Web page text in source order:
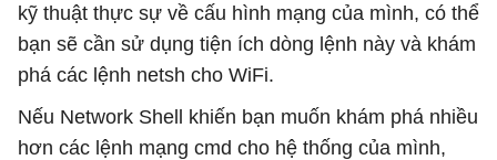
kỹ thuật thực sự về cấu hình mạng của mình, có thể
bạn sẽ cần sử dụng tiện ích dòng lệnh này và khám
phá các lệnh netsh cho WiFi.
Nếu Network Shell khiến bạn muốn khám phá nhiều
hơn các lệnh mạng cmd cho hệ thống của mình,